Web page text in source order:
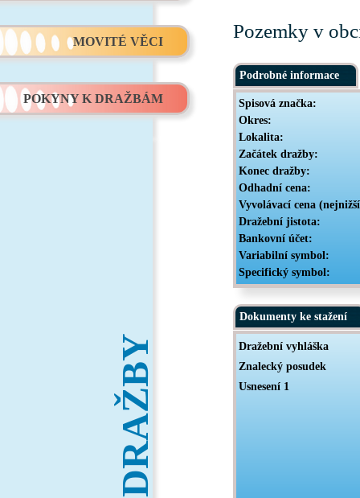
MOVITÉ VĚCI
POKYNY K DRAŽBÁM
DRAŽBY
Pozemky v
Podrobné informace
Spisová značka:
Okres:
Lokalita:
Začátek dražby:
Konec dražby:
Odhadní cena:
Vyvolávací cena
Dražební jistota:
Bankovní účet:
Variabilní symbol:
Specifický symbol:
Dokumenty ke stažení
Dražební vyhláška
Znalecký posudek
Usnesení 1